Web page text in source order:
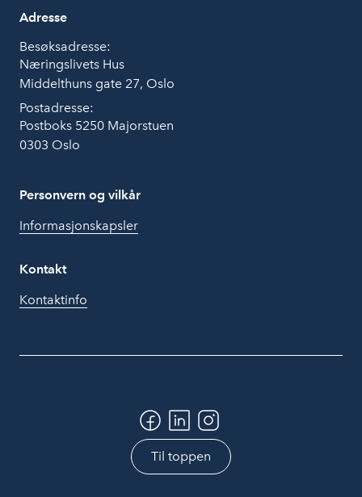
Adresse
Besøksadresse:
Næringslivets Hus
Middelthuns gate 27, Oslo
Postadresse:
Postboks 5250 Majorstuen
0303 Oslo
Personvern og vilkår
Informasjonskapsler
Kontakt
Kontaktinfo
Til toppen